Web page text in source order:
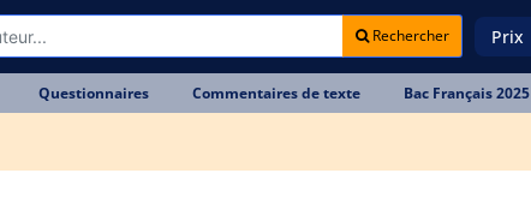
Rechercher Prix
Questionnaires Commentaires de texte Bac Français 2025